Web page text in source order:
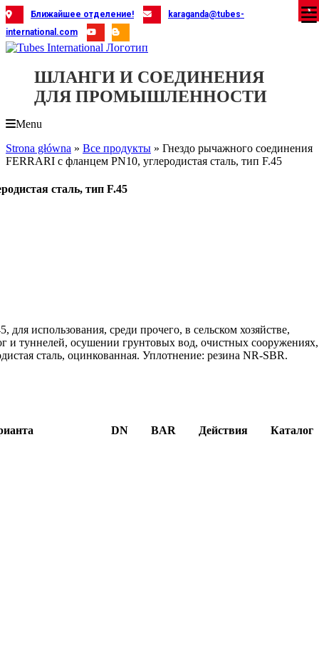
Skip
to
content
Ближайшее отделение!
karaganda@tubes-
international.com
ШЛАНГИ И СОЕДИНЕНИЯ
ДЛЯ ПРОМЫШЛЕННОСТИ
Menu
Strona główna » Все продукты » Гнездо рычажного соединения
FERRARI с фланцем PN10, углеродистая сталь, тип F.45
сталь, тип F.45
использования, среди прочего, в сельском хозяйстве,
и туннелей, осушении грунтовых вод, очистных сооружениях,
сталь, оцинкованная. Уплотнение: резина NR-SBR.
DN BAR Действия Каталог
X
X
X
X
X
X
X
X
X
X
X
X
X
X
X
X
X
X
X